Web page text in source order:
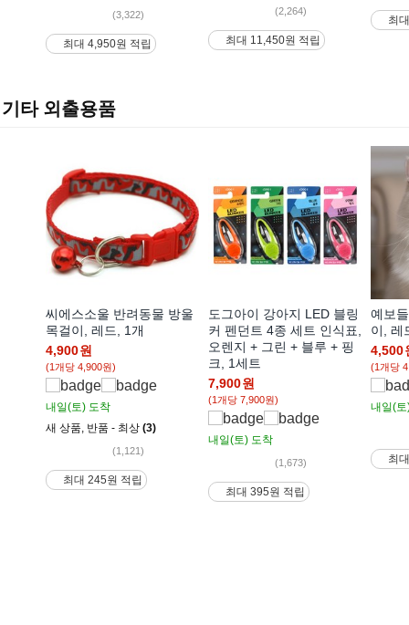
(3,322)
최대 4,950원 적립
(2,264)
최대 11,450원 적립
최
기타 외출용품
씨에스소울 반려동물 방울
목걸이, 레드, 1개
4,900원
(1개당 4,900원)
내일(토) 도착
새 상품, 반품 - 최상 (3)
(1,121)
최대 245원 적립
도그아이 강아지 LED 블링
커 펜던트 4종 세트 인식표,
오렌지 + 그린 + 블루 + 핑
크, 1세트
7,900원
(1개당 7,900원)
내일(토) 도착
(1,673)
최대 395원 적립
예보
이, 레
4,500
(1개당
내일(
최